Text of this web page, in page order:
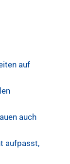
auf
auch
aufpasst,